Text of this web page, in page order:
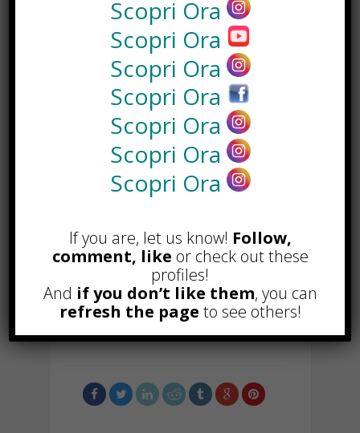
Il gusto e il corpo, il sapore e la
crema sono molto simili ai marchi
originali, inoltre con l’acquisto
online potrete avere un esperienza
di acquisto facile, veloce e sicura.
F
ac
e
b
o
o
k
W
h
at
s
A
p
p
X T
el
e
gr
a
m
Li
n
k
e
dI
n
S
n
a
p
c
h
at
G
m
ai
l
E
m
ai
l
C
o
p
y
n
k
C
o
n
di
di
TAGGED WITH :CAPSULE CAFFÈ
COMPATIBILI,CAPSULE COMPATIBILI
Scopri Ora
Scopri Ora
Scopri Ora
Scopri Ora
Scopri Ora
Scopri Ora
Scopri Ora
If you are, let us know! Follow,
comment, like or check out these
profiles!
And if you don’t like them, you can
refresh the page to see others!